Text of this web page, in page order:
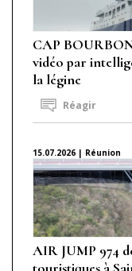
CAP
vidéo par
la légine
Réagir
15.07.2026 | Réunion
AIR JUMP 974